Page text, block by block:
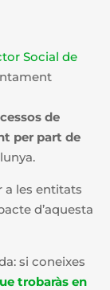
Social de
de
per part de
a les entitats
d’aquesta
si coneixes
trobaràs en